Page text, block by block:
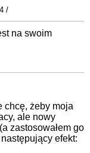
/
na swoim
chcę, żeby moja
ale nowy
zastosowałem go
efekt: